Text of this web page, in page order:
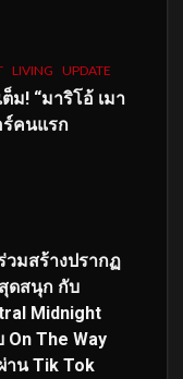
LIVING UPDATE
ต็ม! “มาริโอ้ เมา
ร์คนแรก
วมสร้างปรากฏ
ดสนุก กับ
Midnight
On The Way
าน Tik Tok